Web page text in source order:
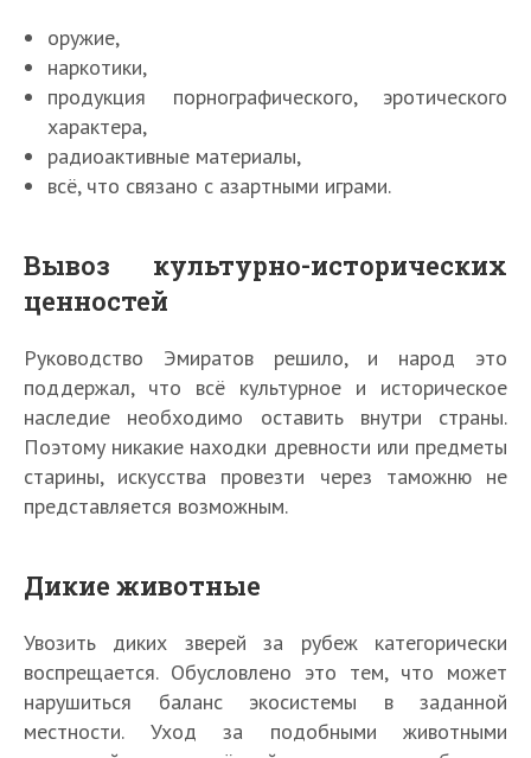
оружие,
наркотики,
продукция порнографического, эротического
характера,
радиоактивные материалы,
всё, что связано с азартными играми.
Вывоз культурно-исторических
ценностей
Руководство Эмиратов решило, и народ это
поддержал, что всё культурное и историческое
наследие необходимо оставить внутри страны.
Поэтому никакие находки древности или предметы
старины, искусства провезти через таможню не
представляется возможным.
Дикие животные
Увозить диких зверей за рубеж категорически
воспрещается. Обусловлено это тем, что может
нарушиться баланс экосистемы в заданной
местности. Уход за подобными животными